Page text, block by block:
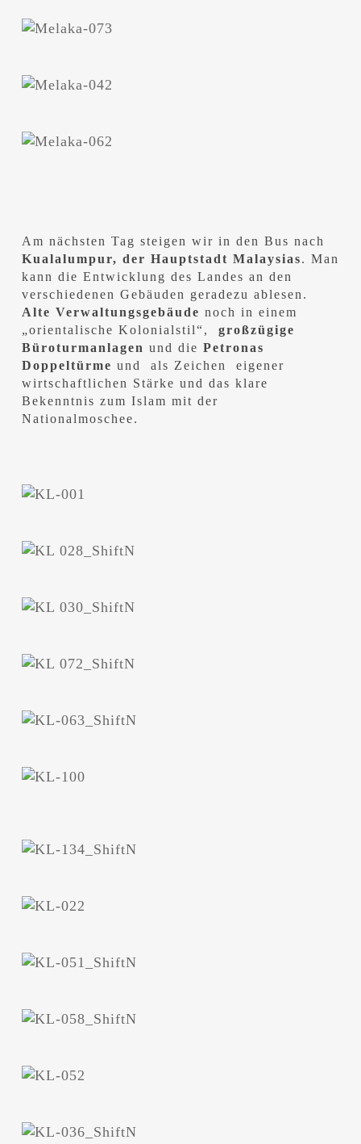
Am nächsten Tag steigen wir in den Bus nach
Kualalumpur, der Hauptstadt Malaysias. Man
kann die Entwicklung des Landes an den
verschiedenen Gebäuden geradezu ablesen.
Alte Verwaltungsgebäude noch in einem
„orientalische Kolonialstil“,
großzügige
Büroturmanlagen und die Petronas
Doppeltürme und als Zeichen eigener
wirtschaftlichen Stärke und das klare
Bekenntnis zum Islam mit der
Nationalmoschee.